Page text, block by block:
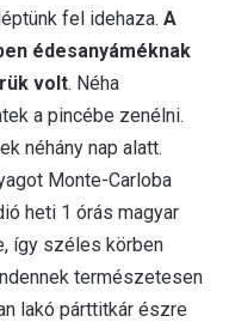
fel idehaza. A
édesanyáméknak
volt. Néha
a pincébe zenélni.
néhány nap alatt.
Monte-Carloba
heti 1 órás magyar
így széles körben
természetesen
lakó párttitkár észre